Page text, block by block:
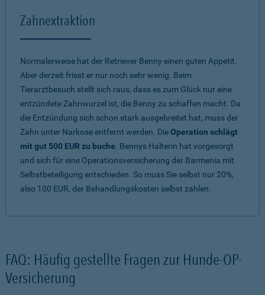
Zahnextraktion
Normalerweise hat der Retriever Benny einen guten Appetit.
Aber derzeit frisst er nur noch sehr wenig. Beim
Tierarztbesuch stellt sich raus, dass es zum Glück nur eine
entzündete Zahnwurzel ist, die Benny zu schaffen macht. Da
die Entzündung sich schon stark ausgebreitet hat, muss der
Zahn unter Narkose entfernt werden. DieOperation schlägt
mit gut 500 EUR zu buche. Bennys Halterin hat vorgesorgt
und sich für eine Operationsversicherung der Barmenia mit
Selbstbeteiligung entschieden. So muss Sie selbst nur 20%,
also 100 EUR, der Behandlungskosten selbst zahlen.
FAQ: Häufig gestellte Fragen zur Hunde-OP-
Versicherung